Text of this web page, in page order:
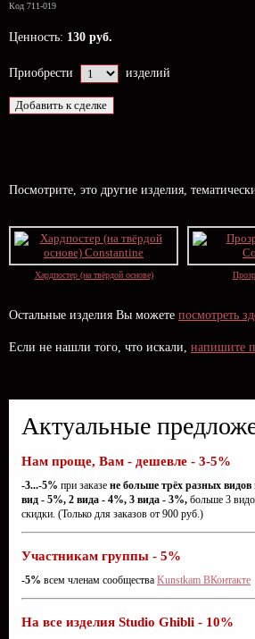
Код 711-019
Ценность: 130 руб.
Приобрести изделий
Посмотрите, это другие изделия,
Хардпостер (на твёрдой основе)
Остальные изделия Вы можете посмотреть
Если не нашли того, что искали, напишите
Актуальные
Нам проще, Вам - дешевле - 3-5%
-3...-5% при заказе не больше трёх разных видов
вид - 5%, 2 вида - 4%, 3 вида - 3%, больше 3
скидки. (Только для заказов от 900 руб.)
Участникам группы - 5%
-5% всем членам сообщества Kunstkam ВКонтакте
На все изделия Studio Ghibli - 10%